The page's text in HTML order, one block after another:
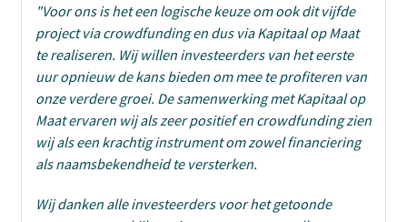
"Voor ons is het een logische keuze om ook dit vijfde
project via crowdfunding en dus via Kapitaal op Maat
te realiseren. Wij willen investeerders van het eerste
uur opnieuw de kans bieden om mee te profiteren van
onze verdere groei. De samenwerking met Kapitaal op
Maat ervaren wij als zeer positief en crowdfunding zien
wij als een krachtig instrument om zowel financiering
als naamsbekendheid te versterken.
Wij danken alle investeerders voor het getoonde